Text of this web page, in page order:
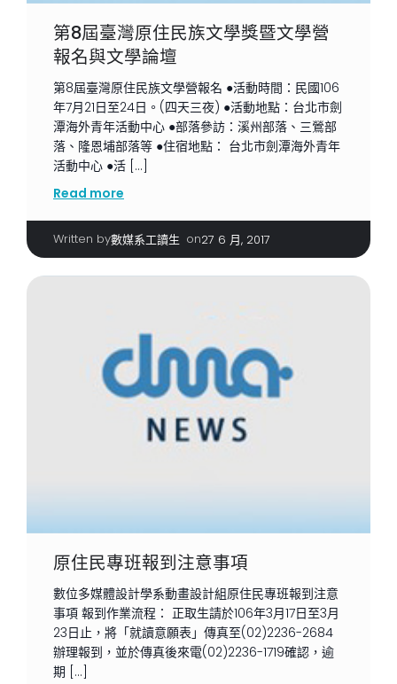
第8屆臺灣原住民族文學獎暨文學營
報名與文學論壇
第8屆臺灣原住民族文學營報名 ●活動時間：民國106
年7月21日至24日。(四天三夜) ●活動地點：台北市劍
潭海外青年活動中心 ●部落參訪：溪州部落、三鶯部
落、隆恩埔部落等 ●住宿地點： 台北市劍潭海外青年
活動中心 ●活 […]
Read more
Written by數媒系工讀生 on27 6 月, 2017
原住民專班報到注意事項
數位多媒體設計學系動畫設計組原住民專班報到注意
事項 報到作業流程： 正取生請於106年3月17日至3月
23日止，將「就讀意願表」傳真至(02)2236-2684
辦理報到，並於傳真後來電(02)2236-1719確認，逾
期 […]